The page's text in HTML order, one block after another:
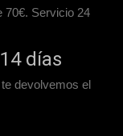
70€. Servicio 24
días
devolvemos el